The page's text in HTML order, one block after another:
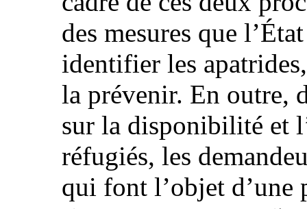
des mesures que
identifier les
la prévenir. En outre,
sur la disponibilité et
réfugiés, les
qui font l’objet d’une